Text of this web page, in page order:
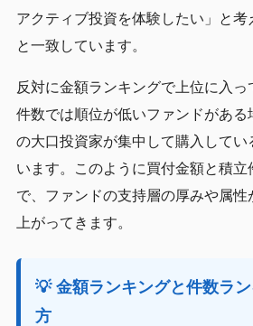
アクティブ投資を体験したい」と考
と一致しています。
反対に金額ランキングで上位に入
件数では順位が低いファンドがある
の大口投資家が集中して購入してい
います。このように買付金額と積立
で、ファンドの支持層の厚みや属
上がってきます。
💡 金額ランキングと件数ラ
方